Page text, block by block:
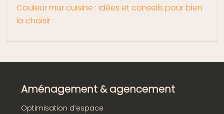
Couleur mur cuisine : idées et conseils pour bien
la choisir
Aménagement & agencement
Optimisation d’espace